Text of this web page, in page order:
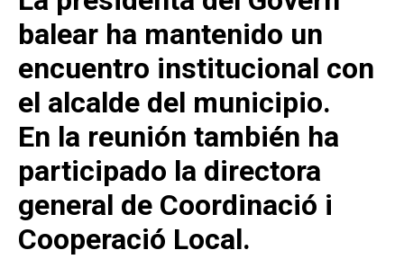
balear ha mantenido un
encuentro institucional con
el alcalde del municipio.
En la reunión también ha
participado la directora
general de Coordinació i
Cooperació Local.